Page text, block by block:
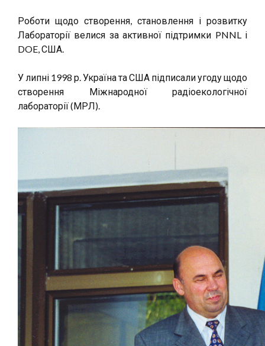
Роботи щодо створення, становлення і розвитку
Лабораторії велися за активної підтримки PNNL і
DOE, США.
У липні 1998 р. Україна та США підписали угоду щодо
створення Міжнародної радіоекологічної
лабораторії (МРЛ).